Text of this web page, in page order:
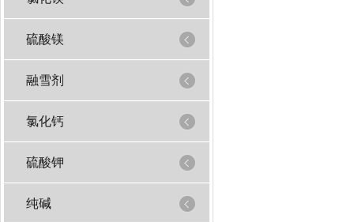
硫酸镁
融雪剂
氯化钙
硫酸钾
纯碱